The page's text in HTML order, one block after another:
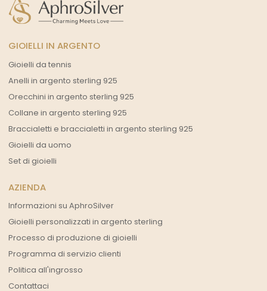
GIOIELLI IN ARGENTO
Gioielli da tennis
Anelli in argento sterling 925
Orecchini in argento sterling 925
Collane in argento sterling 925
Braccialetti e braccialetti in argento sterling 925
Gioielli da uomo
Set di gioielli
AZIENDA
Informazioni su AphroSilver
Gioielli personalizzati in argento sterling
Processo di produzione di gioielli
Programma di servizio clienti
Politica all'ingrosso
Contattaci